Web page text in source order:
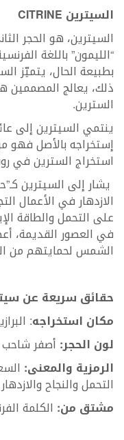
السيترين CITRINE
السيترين، هو الحجر
“الليمون” باللغة
بطبيعة الحال، يتميّز
ذلك، يعالج المصممين
السترين.
ينتمي السيترين إلى
استخراج السترين في
يشار إلى السيترين
الازدهار في الأعمال
على التحمل والطاقة
في العصور القديمة،
الشمس لحمايتهم من
حقائق سريعة عن
مكان استخراجه:
لون الحجر: أصفر شاحب
الرمزية والمعنى:
التحمل والنجاح والازدهار
مشتق من: الكلمة